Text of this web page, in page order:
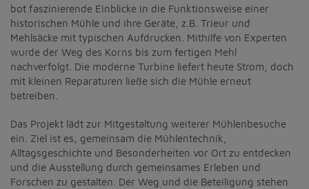
bot faszinierende Einblicke in die Funktionsweise einer
historischen Mühle und ihre Geräte, z.B. Trieur und
Mehlsäcke mit typischen Aufdrucken. Mithilfe von Experten
wurde der Weg des Korns bis zum fertigen Mehl
nachverfolgt. Die moderne Turbine liefert heute Strom, doch
mit kleinen Reparaturen ließe sich die Mühle erneut
betreiben.
Das Projekt lädt zur Mitgestaltung weiterer Mühlenbesuche
ein. Ziel ist es, gemeinsam die Mühlentechnik,
Alltagsgeschichte und Besonderheiten vor Ort zu entdecken
und die Ausstellung durch gemeinsames Erleben und
Forschen zu gestalten. Der Weg und die Beteiligung stehen